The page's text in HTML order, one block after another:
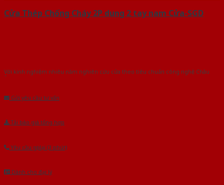
Cửa Thép Chống Cháy 2P dung 2 tay nam Cửa-SGD
Với kinh nghiệm nhiêu năm nghiên cứu cửa theo tiêu chuẩn công nghệ Châu
Gửi yêu cầu tư vấn
Tải báo giá tổng hợp
Yêu cầu gọi lại (3 phút)
Dành cho đại lý